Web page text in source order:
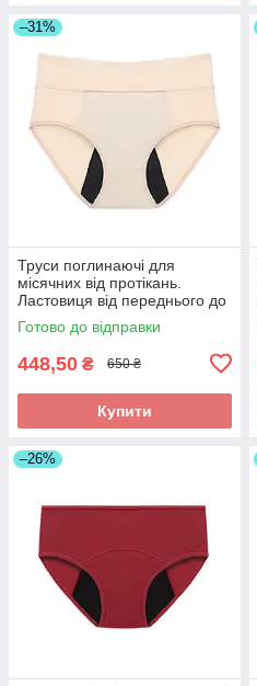
–31%
Труси поглинаючі для
місячних від протікань.
Ластовиця від переднього до
заднього пояса. Нічні труси
захисні
Готово до відправки
448,50 ₴ 650 ₴
Купити
–26%